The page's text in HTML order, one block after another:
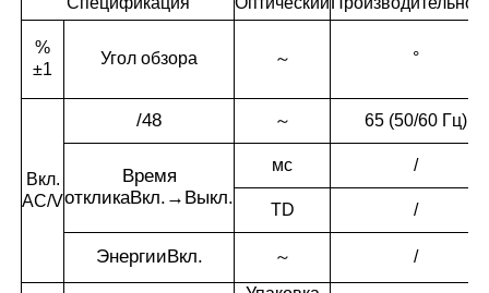
%
±1
Угол обзора ～ °
Вкл.
AC/V
/48 ～ 65 (50/60 Гц)
Время
откликаВкл.→Выкл.
мс /
TD /
ЭнергииВкл. ～ /